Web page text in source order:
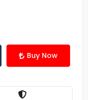
Buy Now